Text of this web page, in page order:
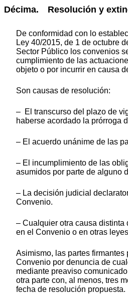
Décima. Resolución y
De conformidad con lo
Ley 40/2015, de 1 de octubre
Sector Público los convenios
cumplimiento de las
objeto o por incurrir en causa
Son causas de resolución:
– El transcurso del plazo de
haberse acordado la prórroga
– El acuerdo unánime de las
– El incumplimiento de las
asumidos por parte de alguno
– La decisión judicial
Convenio.
– Cualquier otra causa distinta
en el Convenio o en otras
Asimismo, las partes firmantes
Convenio por denuncia de
mediante preaviso
otra parte con, al menos, tres
fecha de resolución propuesta.